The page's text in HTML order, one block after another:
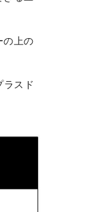
の上の
スド